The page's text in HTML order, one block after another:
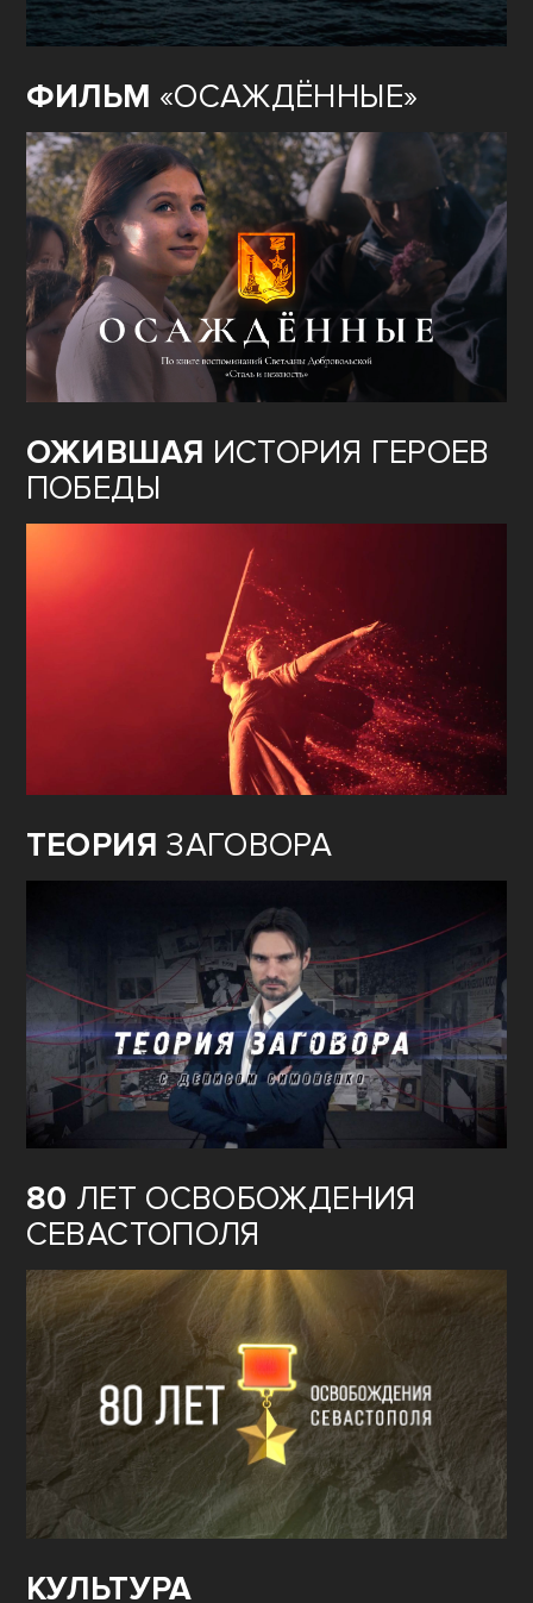
ФИЛЬМ «ОСАЖДЁННЫЕ»
ОЖИВШАЯ ИСТОРИЯ ГЕРОЕВ
ПОБЕДЫ
ТЕОРИЯ ЗАГОВОРА
80 ЛЕТ ОСВОБОЖДЕНИЯ
СЕВАСТОПОЛЯ
КУЛЬТУРА